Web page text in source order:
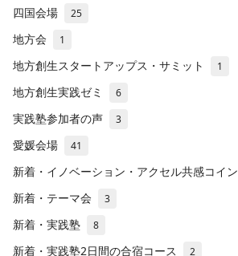
四国会場 25
地方会 1
地方創生スタートアップス・サミット 1
地方創生実践ゼミ 6
実践塾参加者の声 3
愛媛会場 41
新着・イノベーション・アクセル共感コイン
新着・テーマ会 3
新着・実践塾 8
新着・実践塾2日間の合宿コース 2